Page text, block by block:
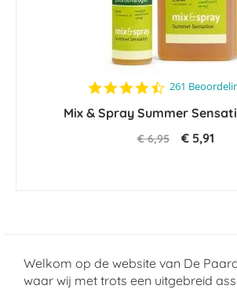
4.4
rating
261
Mix & Spray Summer
€ 6,95 € 5,91
Welkom op de website van De
waar wij met trots een uitgebreid